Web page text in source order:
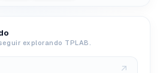
explorando TPLAB.